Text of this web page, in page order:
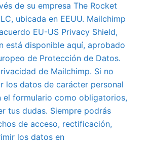
de su empresa The Rocket
ubicada en EEUU. Mailchimp
EU-US Privacy Shield,
está disponible aquí, aprobado
de Protección de Datos.
de Mailchimp. Si no
los datos de carácter personal
el formulario como obligatorios,
tus dudas. Siempre podrás
de acceso, rectificación,
los datos en